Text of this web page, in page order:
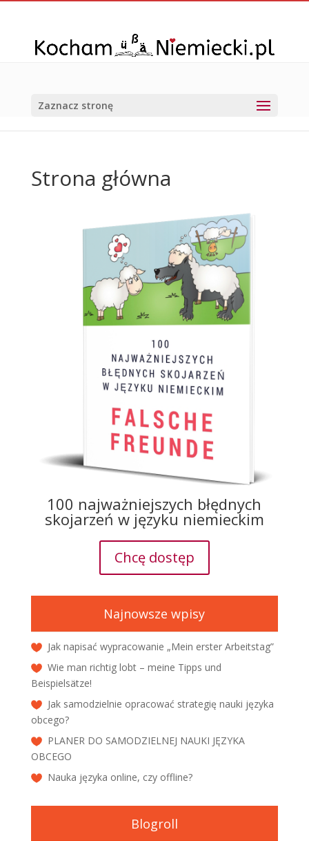
Zaznacz stronę
Strona główna
100 najważniejszych błędnych
skojarzeń w języku niemieckim
Chcę dostęp
Najnowsze wpisy
Jak napisać wypracowanie „Mein erster Arbeitstag”
Wie man richtig lobt – meine Tipps und
Beispielsätze!
Jak samodzielnie opracować strategię nauki języka
obcego?
PLANER DO SAMODZIELNEJ NAUKI JĘZYKA
OBCEGO
Nauka języka online, czy offline?
Blogroll